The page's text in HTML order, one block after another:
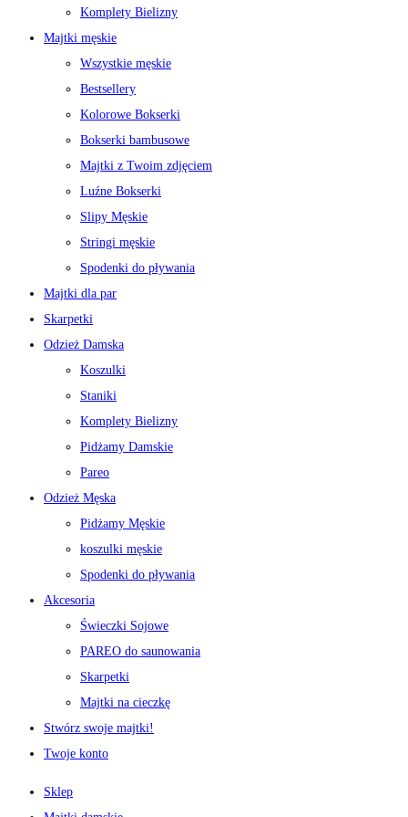
Komplety Bielizny
Majtki męskie
Wszystkie męskie
Bestsellery
Kolorowe Bokserki
Bokserki bambusowe
Majtki z Twoim zdjęciem
Luźne Bokserki
Slipy Męskie
Stringi męskie
Spodenki do pływania
Majtki dla par
Skarpetki
Odzież Damska
Koszulki
Staniki
Komplety Bielizny
Pidżamy Damskie
Pareo
Odzież Męska
Pidżamy Męskie
koszulki męskie
Spodenki do pływania
Akcesoria
Świeczki Sojowe
PAREO do saunowania
Skarpetki
Majtki na cieczkę
Stwórz swoje majtki!
Twoje konto
Sklep